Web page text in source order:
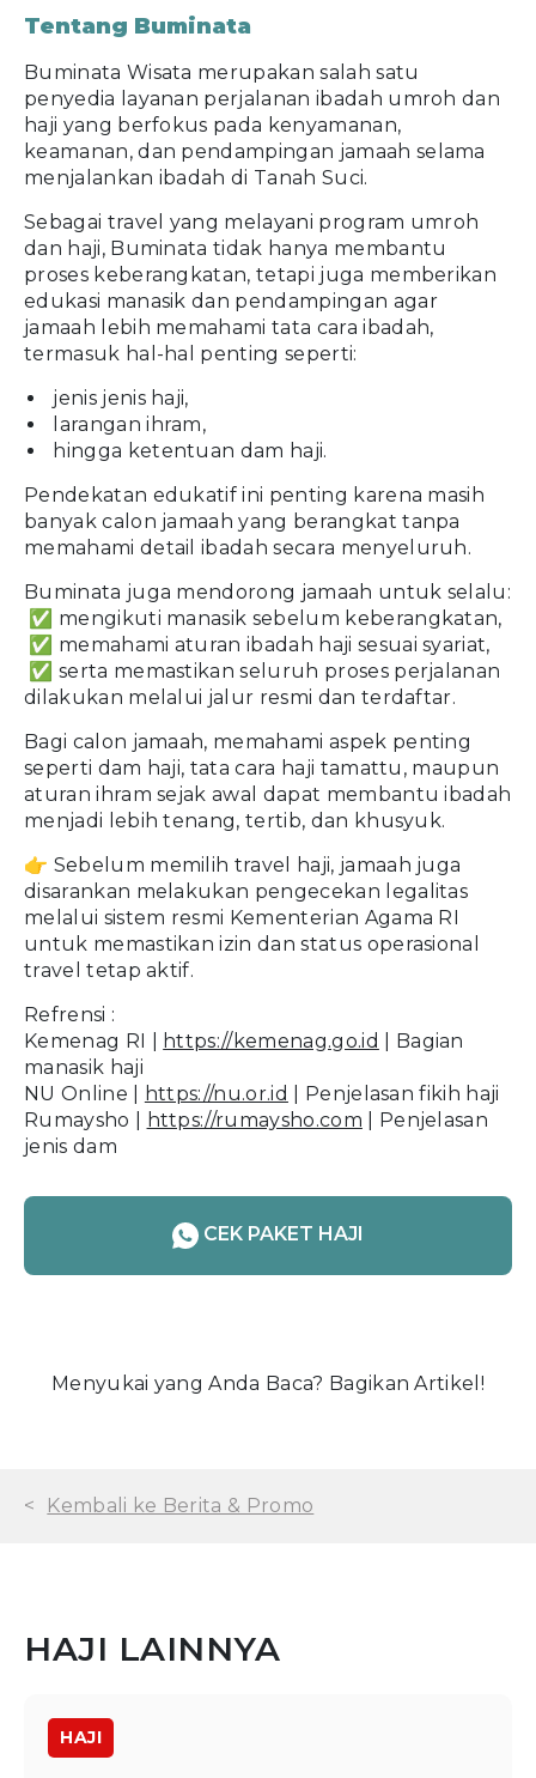
Tentang Buminata
Buminata Wisata merupakan salah satu
penyedia layanan perjalanan ibadah umroh dan
haji yang berfokus pada kenyamanan,
keamanan, dan pendampingan jamaah selama
menjalankan ibadah di Tanah Suci.
Sebagai travel yang melayani program umroh
dan haji, Buminata tidak hanya membantu
proses keberangkatan, tetapi juga memberikan
edukasi manasik dan pendampingan agar
jamaah lebih memahami tata cara ibadah,
termasuk hal-hal penting seperti:
jenis jenis haji,
larangan ihram,
hingga ketentuan dam haji.
Pendekatan edukatif ini penting karena masih
banyak calon jamaah yang berangkat tanpa
memahami detail ibadah secara menyeluruh.
Buminata juga mendorong jamaah untuk selalu:
✅ mengikuti manasik sebelum keberangkatan,
✅ memahami aturan ibadah haji sesuai syariat,
✅ serta memastikan seluruh proses perjalanan
dilakukan melalui jalur resmi dan terdaftar.
Bagi calon jamaah, memahami aspek penting
seperti dam haji, tata cara haji tamattu, maupun
aturan ihram sejak awal dapat membantu ibadah
menjadi lebih tenang, tertib, dan khusyuk.
👉 Sebelum memilih travel haji, jamaah juga
disarankan melakukan pengecekan legalitas
melalui sistem resmi Kementerian Agama RI
untuk memastikan izin dan status operasional
travel tetap aktif.
Refrensi :
Kemenag RI |
https://kemenag.go.id
| Bagian
manasik haji
NU Online |
https://nu.or.id
| Penjelasan fikih haji
Rumaysho |
https://rumaysho.com | Penjelasan
jenis dam
CEK PAKET HAJI
Menyukai yang Anda Baca? Bagikan Artikel!
< Kembali ke Berita & Promo
HAJI LAINNYA
HAJI